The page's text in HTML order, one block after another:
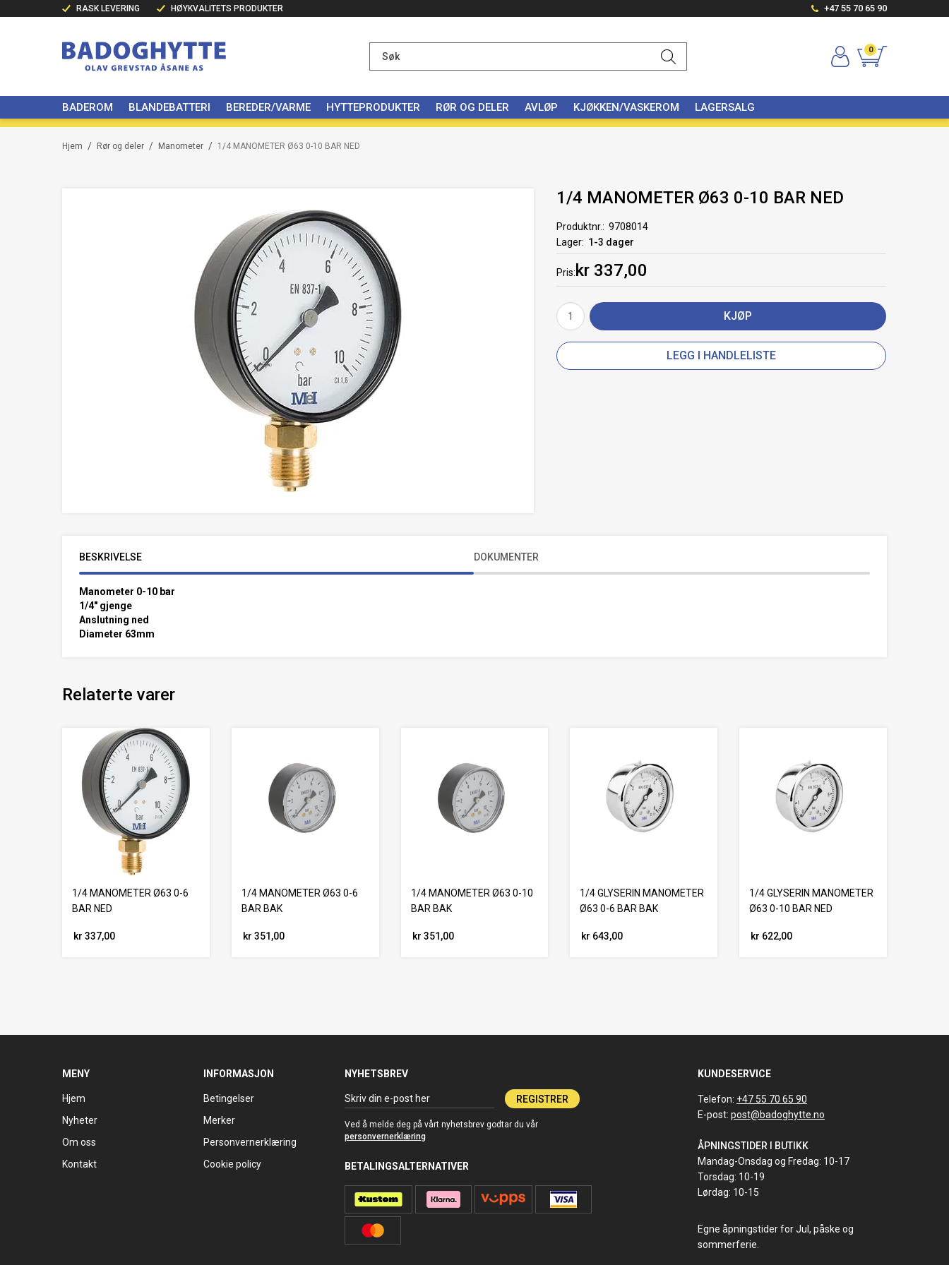
RASK LEVERING HØYKVALITETS PRODUKTER +47 55 70 65 90
0
BADEROM BLANDEBATTERI BEREDER/VARME HYTTEPRODUKTER RØR OG DELER AVLØP KJØKKEN/VASKEROM LAGERSALG
/
Hjem /
Rør og deler /
Manometer 1/4 MANOMETER Ø63 0-10 BAR NED
1/4 MANOMETER Ø63 0-10 BAR NED
Produktnr.
9708014
Lager
1-3 dager
Pris kr 337,00
KJØP
LEGG I HANDLELISTE
BESKRIVELSE DOKUMENTER
Manometer 0-10 bar
1/4" gjenge
Anslutning ned
Diameter 63mm
Relaterte varer
1/4 MANOMETER Ø63 0-6
BAR NED
kr 337,00
1/4 MANOMETER Ø63 0-6
BAR BAK
kr 351,00
1/4 MANOMETER Ø63 0-10
BAR BAK
kr 351,00
1/4 GLYSERIN MANOMETER
Ø63 0-6 BAR BAK
kr 643,00
1/4 GLYSERIN MANOMETER
Ø63 0-10 BAR NED
kr 622,00
MENY
Hjem
Nyheter
Om oss
Kontakt
INFORMASJON
Betingelser
Merker
Personvernerklæring
Cookie policy
NYHETSBREV
REGISTRER
Ved å melde deg på vårt nyhetsbrev godtar du vår
personvernerklæring
BETALINGSALTERNATIVER
KUNDESERVICE
Telefon: +47 55 70 65 90
E-post: post@badoghytte.no
ÅPNINGSTIDER I BUTIKK
Mandag-Onsdag og Fredag: 10-17
Torsdag: 10-19
Lørdag: 10-15
Egne åpningstider for Jul, påske og
sommerferie.